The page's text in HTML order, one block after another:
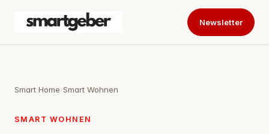
Newsletter
Smart Home›Smart Wohnen
SMART WOHNEN